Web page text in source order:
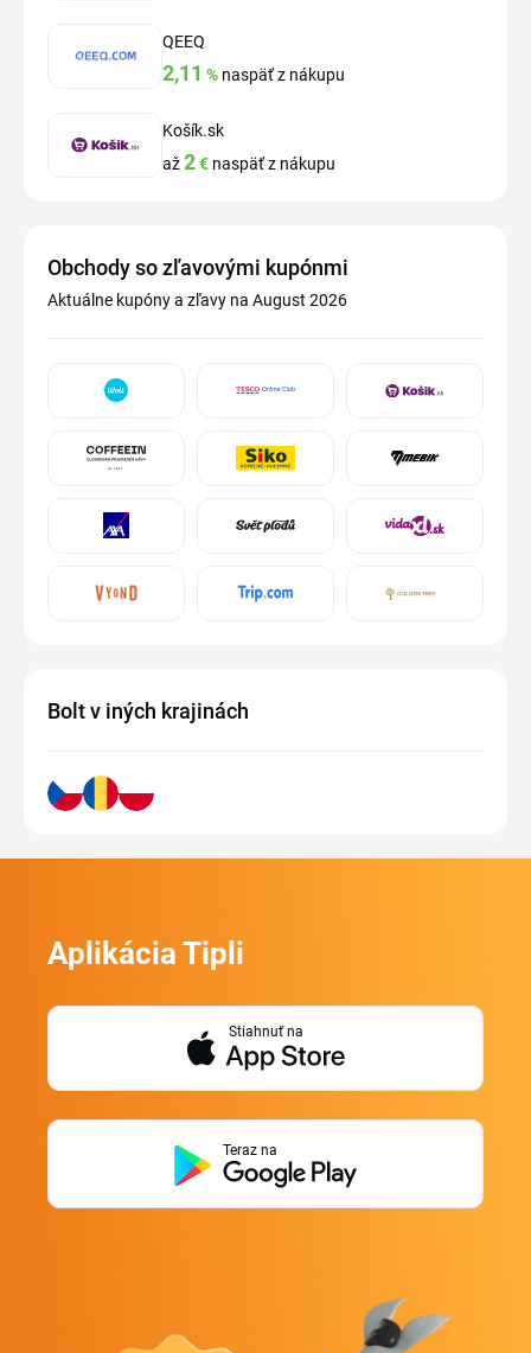
QEEQ
2,11 % naspäť z nákupu
Košík.sk
až2€ naspäť z nákupu
Obchody so zľavovými kupónmi
Aktuálne kupóny a zľavy na August 2026
Bolt v iných krajinách
Aplikácia Tipli
Stiahnuť na
Teraz na